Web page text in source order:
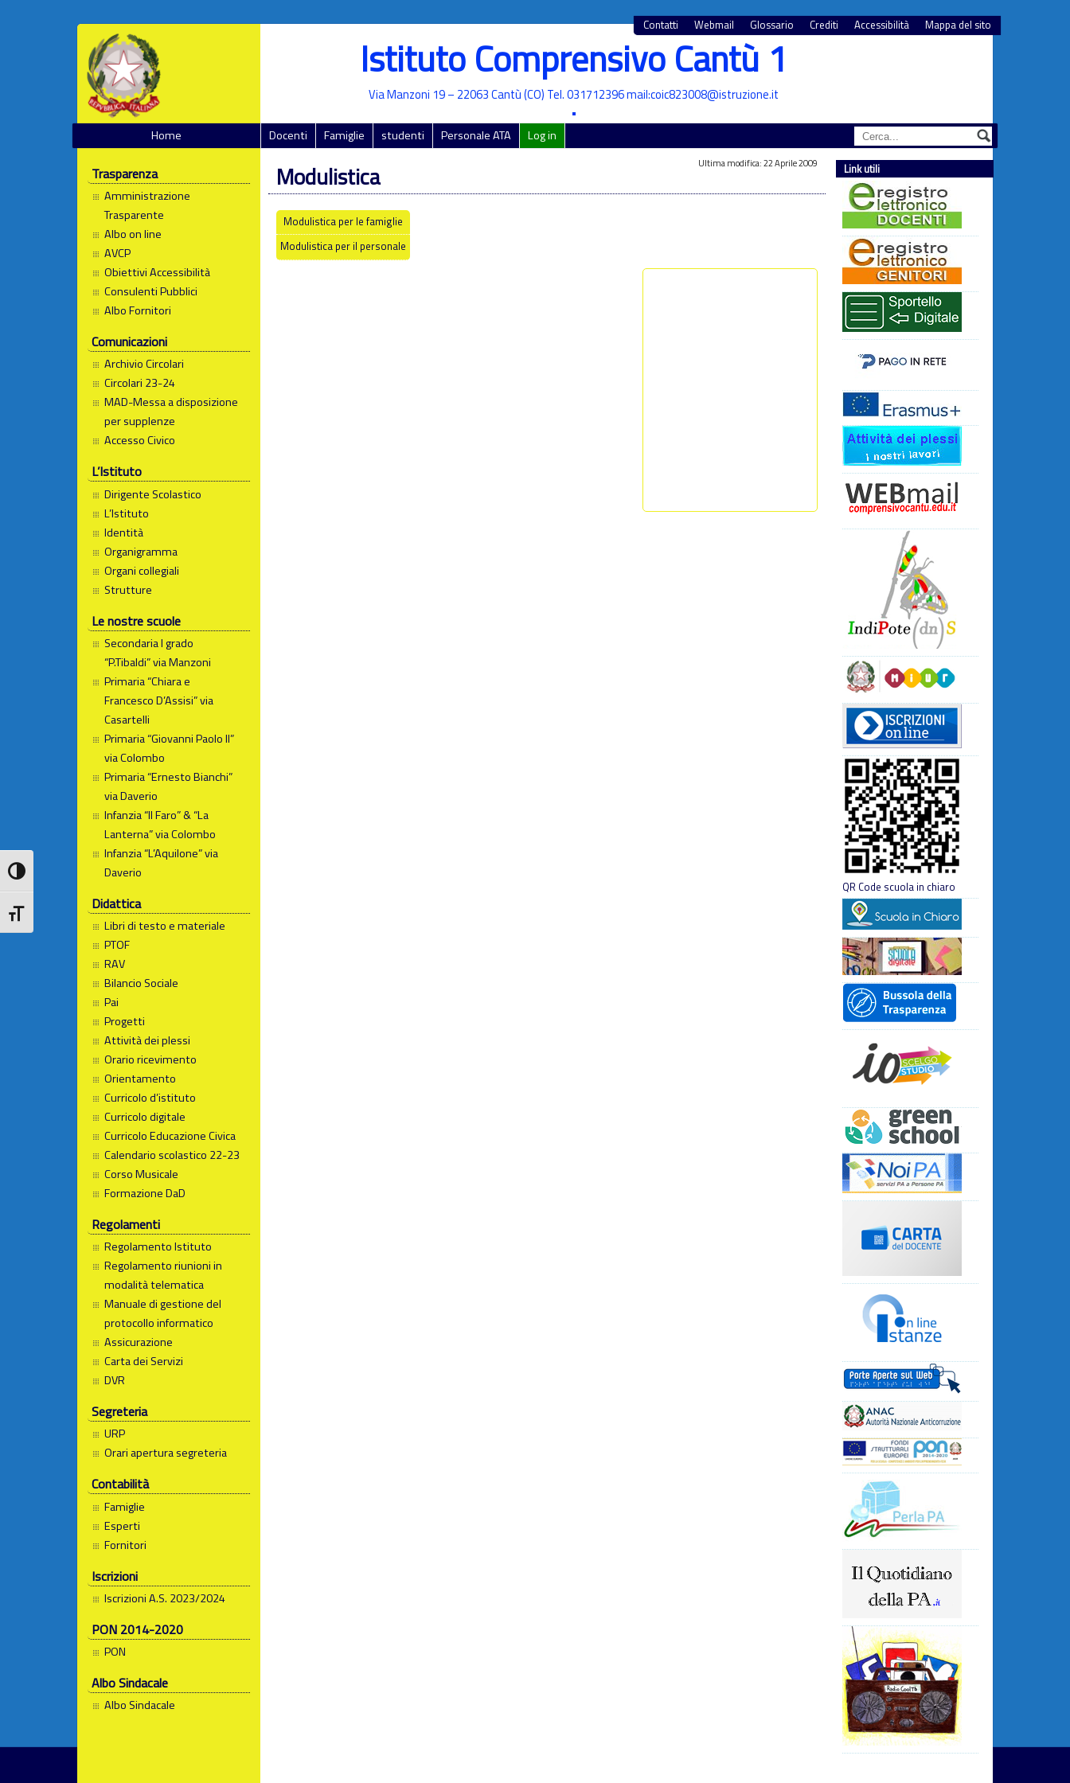
Attiva/disattiva alto contrasto
Attiva/disattiva dimensione testo
Mappa del sito
Accessibilità
Crediti
Glossario
Webmail
Contatti
Istituto Comprensivo Cantù 1
Via Manzoni 19 – 22063 Cantù (CO) Tel. 031712396 mail:coic823008@istruzione.it
•
Home Docenti Famiglie studenti Personale ATA Log in
Trasparenza
Amministrazione
Trasparente
Albo on line
AVCP
Obiettivi Accessibilità
Consulenti Pubblici
Albo Fornitori
Comunicazioni
Archivio Circolari
Circolari 23-24
MAD-Messa a disposizione
per supplenze
Accesso Civico
L’Istituto
Dirigente Scolastico
L’Istituto
Identità
Organigramma
Organi collegiali
Strutture
Le nostre scuole
Secondaria I grado
“P.Tibaldi” via Manzoni
Primaria “Chiara e
Francesco D’Assisi” via
Casartelli
Primaria “Giovanni Paolo II”
via Colombo
Primaria “Ernesto Bianchi”
via Daverio
Infanzia “Il Faro” & “La
Lanterna” via Colombo
Infanzia “L’Aquilone” via
Daverio
Didattica
Libri di testo e materiale
PTOF
RAV
Bilancio Sociale
Pai
Progetti
Attività dei plessi
Orario ricevimento
Orientamento
Curricolo d’istituto
Curricolo digitale
Curricolo Educazione Civica
Calendario scolastico 22-23
Corso Musicale
Formazione DaD
Regolamenti
Regolamento Istituto
Regolamento riunioni in
modalità telematica
Manuale di gestione del
protocollo informatico
Assicurazione
Carta dei Servizi
DVR
Segreteria
URP
Orari apertura segreteria
Contabilità
Famiglie
Esperti
Fornitori
Iscrizioni
Iscrizioni A.S. 2023/2024
PON 2014-2020
PON
Albo Sindacale
Albo Sindacale
Ultima modifica: 22 Aprile 2009
Modulistica
Modulistica per le famiglie
Modulistica per il personale
Link utili
QR Code scuola in chiaro